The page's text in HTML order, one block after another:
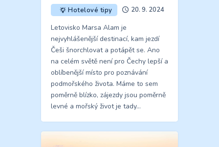
Hotelové tipy 20. 9. 2024
Letovisko Marsa Alam je
nejvyhlášenější destinací, kam jezdí
Češi šnorchlovat a potápět se. Ano
na celém světě není pro Čechy lepší a
oblíbenější místo pro poznávání
podmořského života. Máme to sem
poměrně blízko, zájezdy jsou poměrně
levné a mořský život je tady…